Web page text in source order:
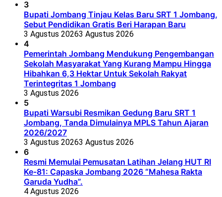
3
Bupati Jombang Tinjau Kelas Baru SRT 1 Jombang,
Sebut Pendidikan Gratis Beri Harapan Baru
3 Agustus 20263 Agustus 2026
4
Pemerintah Jombang Mendukung Pengembangan
Sekolah Masyarakat Yang Kurang Mampu Hingga
Hibahkan 6,3 Hektar Untuk Sekolah Rakyat
Terintegritas 1 Jombang
3 Agustus 2026
5
Bupati Warsubi Resmikan Gedung Baru SRT 1
Jombang, Tanda Dimulainya MPLS Tahun Ajaran
2026/2027
3 Agustus 20263 Agustus 2026
6
Resmi Memulai Pemusatan Latihan Jelang HUT RI
Ke-81: Capaska Jombang 2026 “Mahesa Rakta
Garuda Yudha”.
4 Agustus 2026